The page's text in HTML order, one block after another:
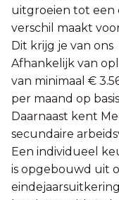
uitgroeien tot een
verschil maakt
Dit krijg je van ons
Afhankelijk van
van minimaal €
per maand op
Daarnaast kent
secundaire
Een individueel
is opgebouwd uit